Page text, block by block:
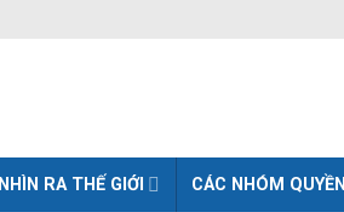
NHÌN RA THẾ GIỚI CÁC NHÓM QUYỀN